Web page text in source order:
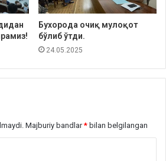
Бухорода очиқ мулоқот
бўлиб ўтди.
24.05.2025
Majburiy bandlar* bilan belgilangan